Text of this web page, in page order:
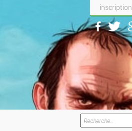
inscription